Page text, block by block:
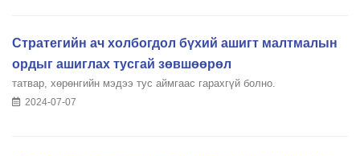
Стратегийн ач холбогдол бүхий ашигт малтмалын
ордыг ашиглах тусгай зөвшөөрөл
татвар, хөрөнгийн мэдээ тус аймгаас гарахгүй болно.
2024-07-07